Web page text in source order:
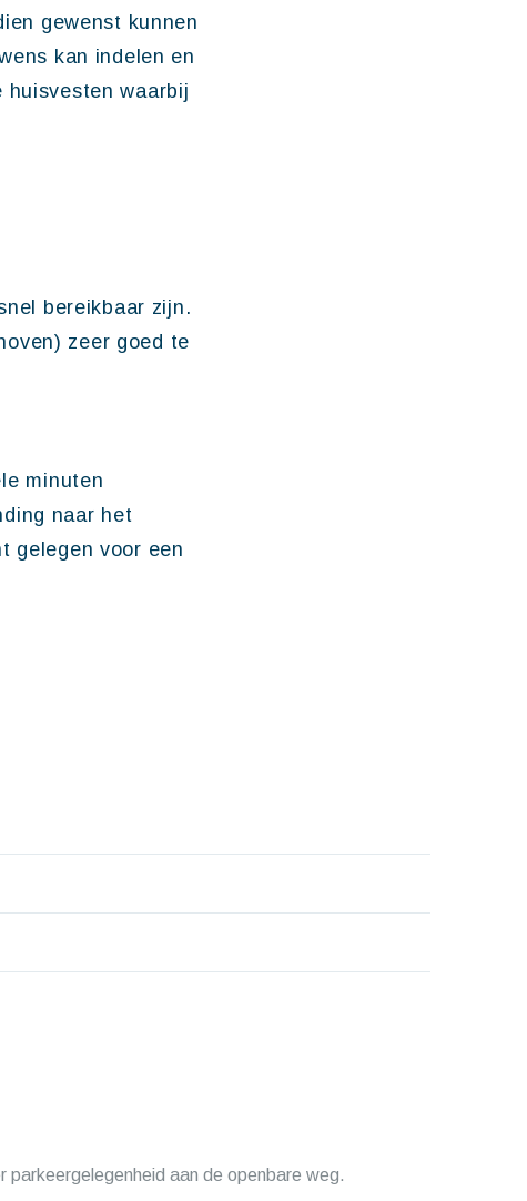
gewenst kunnen
kan indelen en
waarbij
bereikbaar zijn.
zeer goed te
minuten
naar het
gelegen voor een
aan de openbare weg.